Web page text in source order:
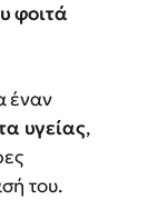
φοιτά
έναν
υγείας,
του.